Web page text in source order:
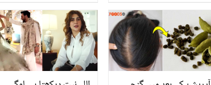
ہفتوں میں غائب ہوجائے گا
بیان! صارفین نے بھی کھری
کھری سنا دی